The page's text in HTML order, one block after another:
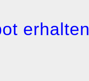
erhalten